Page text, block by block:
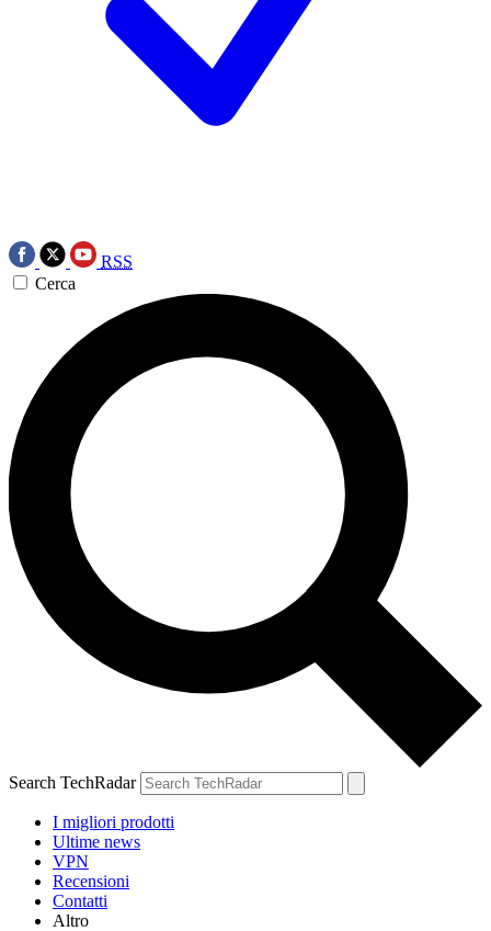
RSS
Cerca
Search TechRadar
I migliori prodotti
Ultime news
VPN
Recensioni
Contatti
Altro